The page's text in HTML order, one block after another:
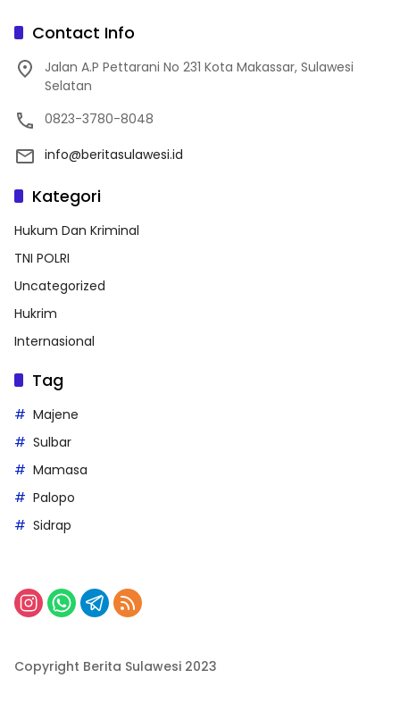
Contact Info
Jalan A.P Pettarani No 231 Kota Makassar, Sulawesi
Selatan
0823-3780-8048
info@beritasulawesi.id
Kategori
Hukum Dan Kriminal
TNI POLRI
Uncategorized
Hukrim
Internasional
Tag
Majene
Sulbar
Mamasa
Palopo
Sidrap
Copyright Berita Sulawesi 2023